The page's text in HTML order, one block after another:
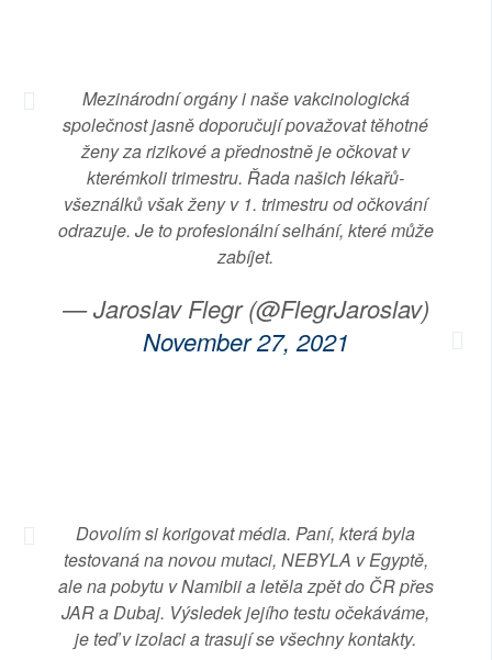
Mezinárodní orgány i naše vakcinologická
společnost jasně doporučují považovat těhotné
ženy za rizikové a přednostně je očkovat v
kterémkoli trimestru. Řada našich lékařů-
všeználků však ženy v 1. trimestru od očkování
odrazuje. Je to profesionální selhání, které může
zabíjet.
— Jaroslav Flegr (@FlegrJaroslav)
November 27, 2021
Dovolím si korigovat média. Paní, která byla
testovaná na novou mutaci, NEBYLA v Egyptě,
ale na pobytu v Namibii a letěla zpět do ČR přes
JAR a Dubaj. Výsledek jejího testu očekáváme,
je teď v izolaci a trasují se všechny kontakty.